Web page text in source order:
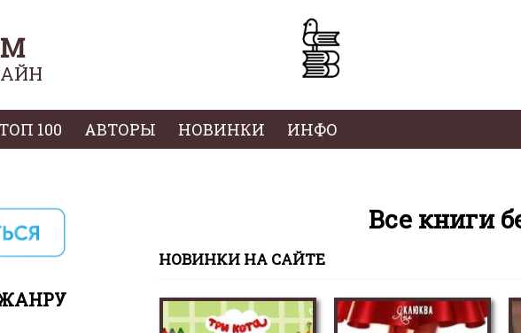
ТОП 100 АВТОРЫ НОВИНКИ ИНФО
Все книги
НОВИНКИ НА САЙТЕ